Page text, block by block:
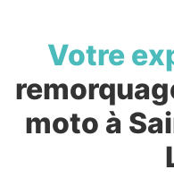
Votre
moto à